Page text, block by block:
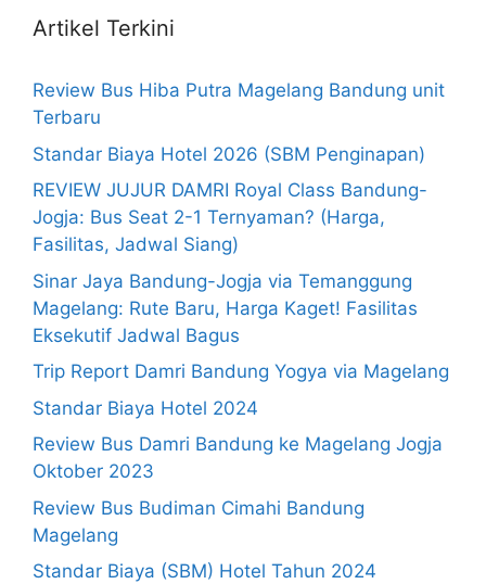
Artikel Terkini
Review Bus Hiba Putra Magelang Bandung unit
Terbaru
Standar Biaya Hotel 2026 (SBM Penginapan)
REVIEW JUJUR DAMRI Royal Class Bandung-
Jogja: Bus Seat 2-1 Ternyaman? (Harga,
Fasilitas, Jadwal Siang)
Sinar Jaya Bandung-Jogja via Temanggung
Magelang: Rute Baru, Harga Kaget! Fasilitas
Eksekutif Jadwal Bagus
Trip Report Damri Bandung Yogya via Magelang
Standar Biaya Hotel 2024
Review Bus Damri Bandung ke Magelang Jogja
Oktober 2023
Review Bus Budiman Cimahi Bandung
Magelang
Standar Biaya (SBM) Hotel Tahun 2024